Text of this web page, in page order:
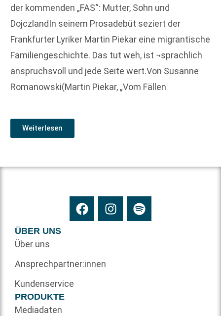
der kommenden „FAS“: Mutter, Sohn und
DojczlandIn seinem Prosadebüt seziert der
Frankfurter Lyriker Martin Piekar eine migrantische
Familiengeschichte. Das tut weh, ist ¬sprachlich
anspruchsvoll und jede Seite wert.Von Susanne
Romanowski(Martin Piekar, „Vom Fällen
Weiterlesen
ÜBER UNS
Über uns
Ansprechpartner:innen
Kundenservice
PRODUKTE
Mediadaten